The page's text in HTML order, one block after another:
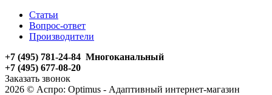
Статьи
Вопрос-ответ
Производители
+7 (495) 781-24-84 Многоканальный
+7 (495) 677-08-20
Заказать звонок
2026 © Аспро: Optimus - Адаптивный интернет-магазин